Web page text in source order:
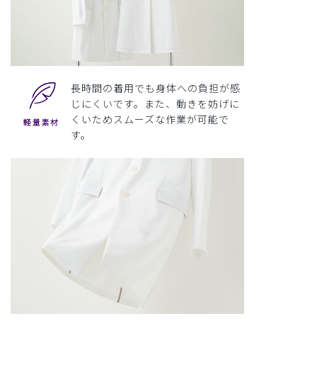
長時間の着用でも身体への負担が感
じにくいです。また、動きを妨げに
くいためスムーズな作業が可能で
す。